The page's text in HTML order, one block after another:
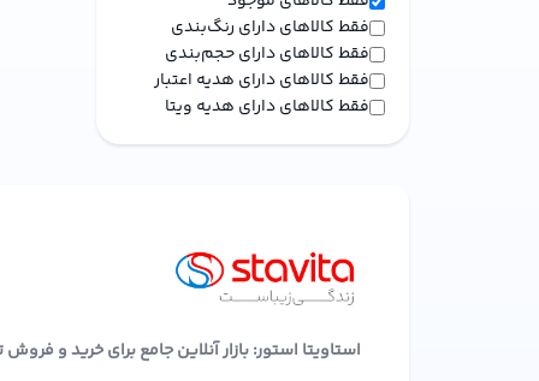
لوازم خانگی برقی
زیبایی و سلامت
ورزش و سفر
محصولات بومی و محلی
کارت هدیه
مای
نمایش برندهای بیشتر
Samsung
Sony
Toshiba
Zigorat
لیتیوم یونی
6 سلولی
8 سلولی
فقط کالاهای دارای رنگ‌بندی
فقط کالاهای دارای حجم‌بندی
فقط کالاهای دارای هدیه اعتبار
فقط کالاهای دارای هدیه ویتا
استاویتا استور: بازار آنلاین جامع برای خرید و